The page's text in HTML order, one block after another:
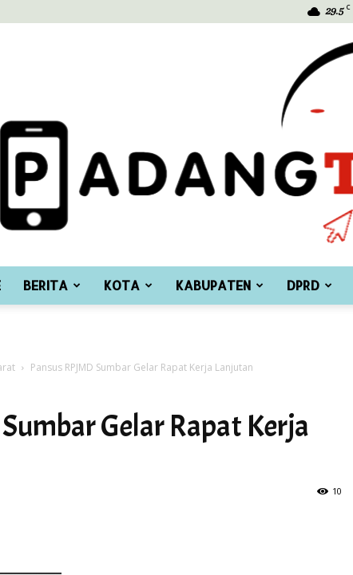
29.5 C
Time
BERITA KOTA KABUPATEN DPRD
Pansus RPJMD Sumbar Gelar Rapat Kerja Lanjutan
Gelar Rapat Kerja
10